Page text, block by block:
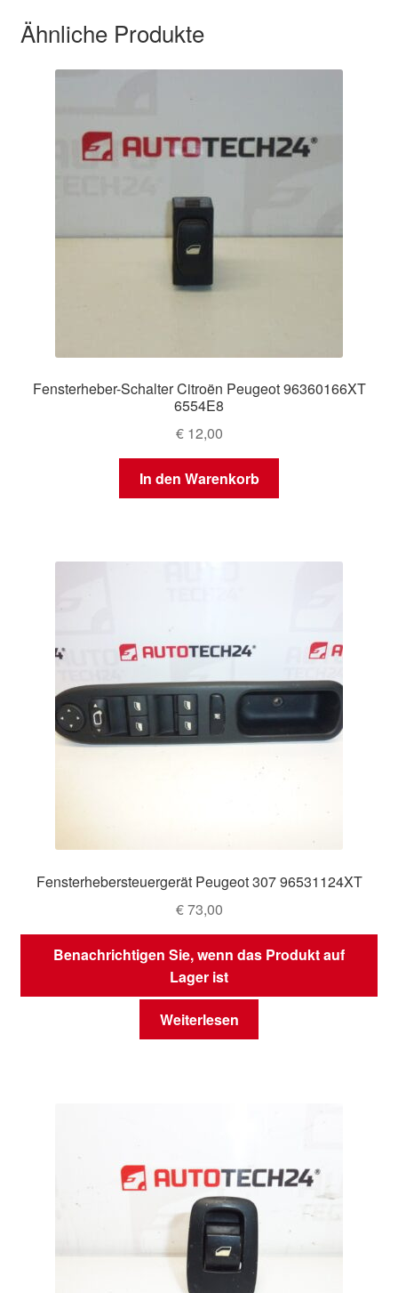
Ähnliche Produkte
Fensterheber-Schalter Citroën Peugeot 96360166XT
6554E8
€12,00
In den Warenkorb
Fensterhebersteuergerät Peugeot 307 96531124XT
€73,00
Benachrichtigen Sie, wenn das Produkt auf
Lager ist
Weiterlesen